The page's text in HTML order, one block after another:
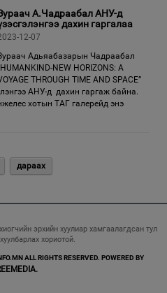
А.Чадраабал АНУ-д
дахин гаргалаа
12-07
Адьяабазарын Чадраабал
NEW HORIZONS: A
THROUGH TIME AND SPACE”
АНУ-д дахин гаргаж байна.
хотын ТАГ галерейд энэ
дараах
эрхийн хуулиар хамгаалагдсан тул
хориотой.
ALL RIGHTS RESERVED. POWERED BY